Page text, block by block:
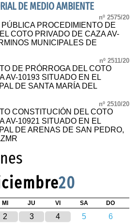
DE MEDIO AMBIENTE
nº 2575/20
PÚBLICA PROCEDIMIENTO DE
COTO PRIVADO DE CAZA AV-
MUNICIPALES DE
nº 2511/20
DE PRÓRROGA DEL COTO
AV-10193 SITUADO EN EL
DE SANTA MARÍA DEL
nº 2510/20
CONSTITUCIÓN DEL COTO
AV-10921 SITUADO EN EL
DE ARENAS DE SAN PEDRO,
20
MI JU VI SA DO
2 3 4 5
6